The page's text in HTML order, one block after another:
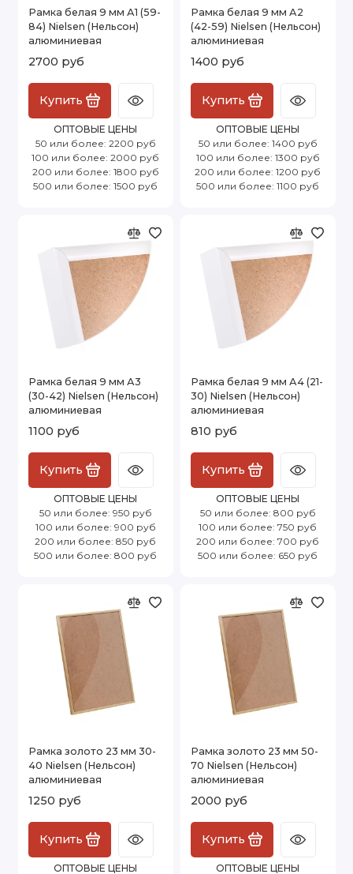
Рамка белая 9 мм А1 (59-
84) Nielsen (Нельсон)
алюминиевая
2700 руб
Купить
ОПТОВЫЕ ЦЕНЫ
50 или более: 2200 руб
100 или более: 2000 руб
200 или более: 1800 руб
500 или более: 1500 руб
Рамка белая 9 мм А2
(42-59) Nielsen (Нельсон)
алюминиевая
1400 руб
Купить
ОПТОВЫЕ ЦЕНЫ
50 или более: 1400 руб
100 или более: 1300 руб
200 или более: 1200 руб
500 или более: 1100 руб
Рамка белая 9 мм А3
(30-42) Nielsen (Нельсон)
алюминиевая
1100 руб
Купить
ОПТОВЫЕ ЦЕНЫ
50 или более: 950 руб
100 или более: 900 руб
200 или более: 850 руб
500 или более: 800 руб
Рамка белая 9 мм А4 (21-
30) Nielsen (Нельсон)
алюминиевая
810 руб
Купить
ОПТОВЫЕ ЦЕНЫ
50 или более: 800 руб
100 или более: 750 руб
200 или более: 700 руб
500 или более: 650 руб
Рамка золото 23 мм 30-
40 Nielsen (Нельсон)
алюминиевая
1250 руб
Купить
ОПТОВЫЕ ЦЕНЫ
Рамка золото 23 мм 50-
70 Nielsen (Нельсон)
алюминиевая
2000 руб
Купить
ОПТОВЫЕ ЦЕНЫ